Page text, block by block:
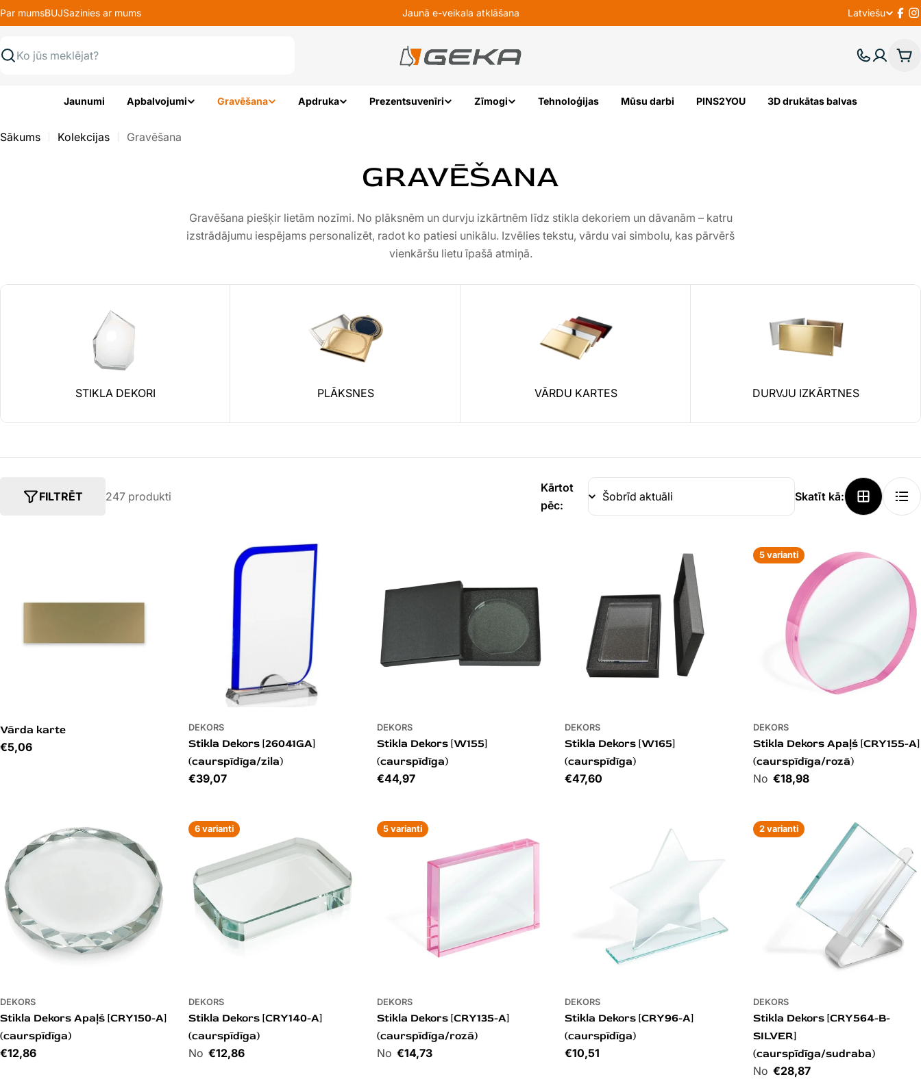
Pāriet
uz
Par mumsBUJSazinies ar mums Jaunā e-veikala atklāšana
V
A
O
Latviešu
Meklēt
Jaunumi Apbalvojumi Gravēšana Apdruka Prezentsuvenīri Zīmogi Tehnoloģijas Mūsu darbi PINS2YOU 3D drukātas balvas
Sākums Kolekcijas Gravēšana
GRAVĒŠANA
Gravēšana piešķir lietām nozīmi. No plāksnēm un durvju izkārtnēm līdz stikla dekoriem un dāvanām – katru
izstrādājumu iespējams personalizēt, radot ko patiesi unikālu. Izvēlies tekstu, vārdu vai simbolu, kas pārvērš
vienkāršu lietu īpašā atmiņā.
STIKLA DEKORI PLĀKSNES VĀRDU KARTES DURVJU IZKĀRTNES
247 produkti
FILTRĒT
Kārtot
pēc:
Skatīt kā:
Vārda karte
Cena
€5,06
DEKORS
Stikla Dekors [26041GA]
(caurspīdīga/zila)
Cena
€39,07
DEKORS
Stikla Dekors [W155]
(caurspīdīga)
Cena
€44,97
DEKORS
Stikla Dekors [W165]
(caurspīdīga)
Cena
€47,60
5 varianti
DEKORS
Stikla Dekors Apaļš [CRY155-A]
(caurspīdīga/rozā)
Cena€18,98
DEKORS
Stikla Dekors Apaļš [CRY150-A]
(caurspīdīga)
Cena
€12,86
6 varianti
DEKORS
Stikla Dekors [CRY140-A]
(caurspīdīga)
Cena€12,86
5 varianti
DEKORS
Stikla Dekors [CRY135-A]
(caurspīdīga/rozā)
Cena€14,73
DEKORS
Stikla Dekors [CRY96-A]
(caurspīdīga)
Cena
€10,51
2 varianti
DEKORS
Stikla Dekors [CRY564-B-
SILVER]
(caurspīdīga/sudraba)
Cena€28,87